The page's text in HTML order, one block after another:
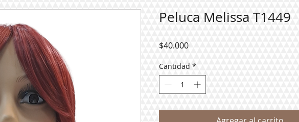
Peluca Melissa T1449
$40.000Precio
Cantidad *